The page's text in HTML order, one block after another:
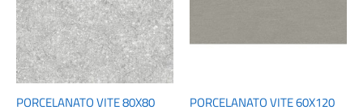
PORCELANATO VITE 80X80 PORCELANATO VITE 60X120